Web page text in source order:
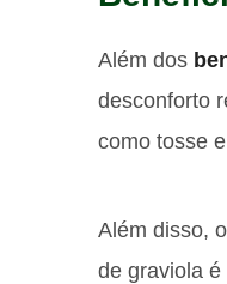
Além dos
desconforto
como tosse
Além disso,
de graviola